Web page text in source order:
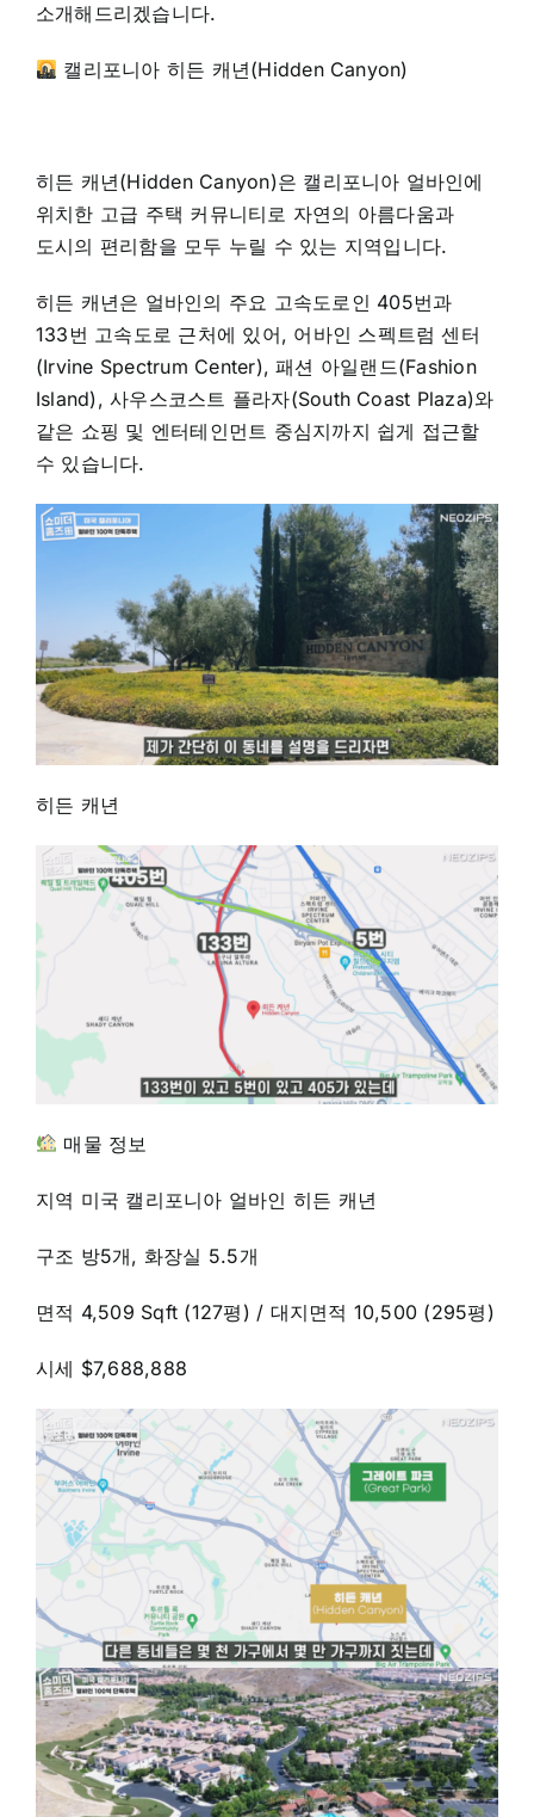
소개해드리겠습니다.
캘리포니아 히든 캐년(Hidden Canyon)
히든 캐년(Hidden Canyon)은 캘리포니아 얼바인에
위치한 고급 주택 커뮤니티로 자연의 아름다움과
도시의 편리함을 모두 누릴 수 있는 지역입니다.
히든 캐년은 얼바인의 주요 고속도로인 405번과
133번 고속도로 근처에 있어, 어바인 스펙트럼 센터
(Irvine Spectrum Center), 패션 아일랜드(Fashion
Island), 사우스코스트 플라자(South Coast Plaza)와
같은 쇼핑 및 엔터테인먼트 중심지까지 쉽게 접근할
수 있습니다.
히든 캐년
매물 정보
지역 미국 캘리포니아 얼바인 히든 캐년
구조 방5개, 화장실 5.5개
면적 4,509 Sqft (127평) / 대지면적 10,500 (295평)
시세 $7,688,888